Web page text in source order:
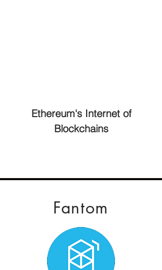
Ethereum's Internet of
Blockchains
Fantom